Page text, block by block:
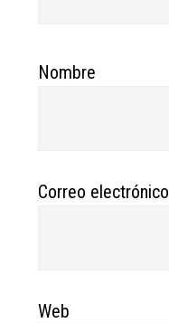
Nombre
Correo electrónico
Web